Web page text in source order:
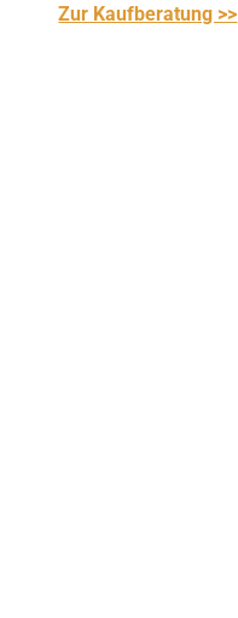
Zur Kaufberatung >>